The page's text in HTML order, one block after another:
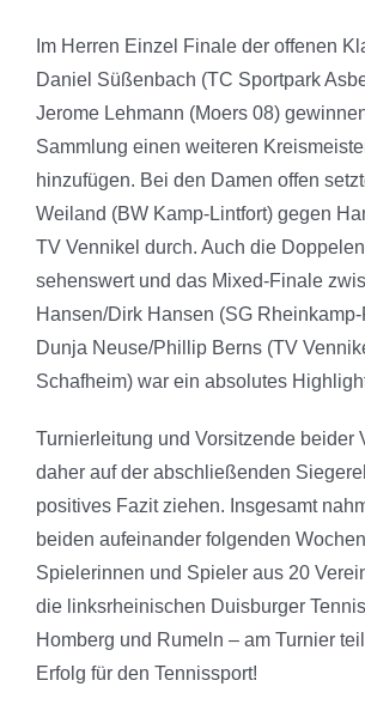
Im Herren Einzel Finale der offenen
Daniel Süßenbach (TC Sportpark
Jerome Lehmann (Moers 08)
Sammlung einen weiteren
hinzufügen. Bei den Damen offen
Weiland (BW Kamp-Lintfort) gegen
TV Vennikel durch. Auch die
sehenswert und das Mixed-Finale
Hansen/Dirk Hansen (SG
Dunja Neuse/Phillip Berns (TV
Schafheim) war ein absolutes
Turnierleitung und Vorsitzende beider
daher auf der abschließenden
positives Fazit ziehen. Insgesamt
beiden aufeinander folgenden
Spielerinnen und Spieler aus 20
die linksrheinischen Duisburger
Homberg und Rumeln – am Turnier
Erfolg für den Tennissport!